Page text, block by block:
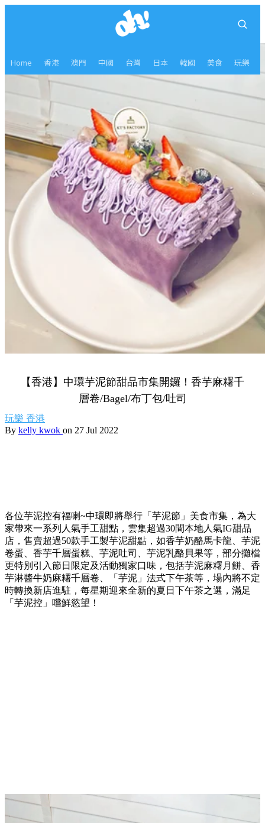
Home 香港 澳門 中國 台灣 日本 韓國 美食 玩樂
【香港】中環芋泥節甜品市集開鑼！香芋麻糬千
層卷/Bagel/布丁包/吐司
玩樂 香港
By kelly kwok on 27 Jul 2022
各位芋泥控有福喇~中環即將舉行「芋泥節」美食市集，為大
家帶來一系列人氣手工甜點，雲集超過30間本地人氣IG甜品
店，售賣超過50款手工製芋泥甜點，如香芋奶酪馬卡龍、芋泥
卷蛋、香芋千層蛋糕、芋泥吐司、芋泥乳酪貝果等，部分攤檔
更特別引入節日限定及活動獨家口味，包括芋泥麻糬月餅、香
芋淋醬牛奶麻糬千層卷、「芋泥」法式下午茶等，場內將不定
時轉換新店進駐，每星期迎來全新的夏日下午茶之選，滿足
「芋泥控」嚐鮮慾望！